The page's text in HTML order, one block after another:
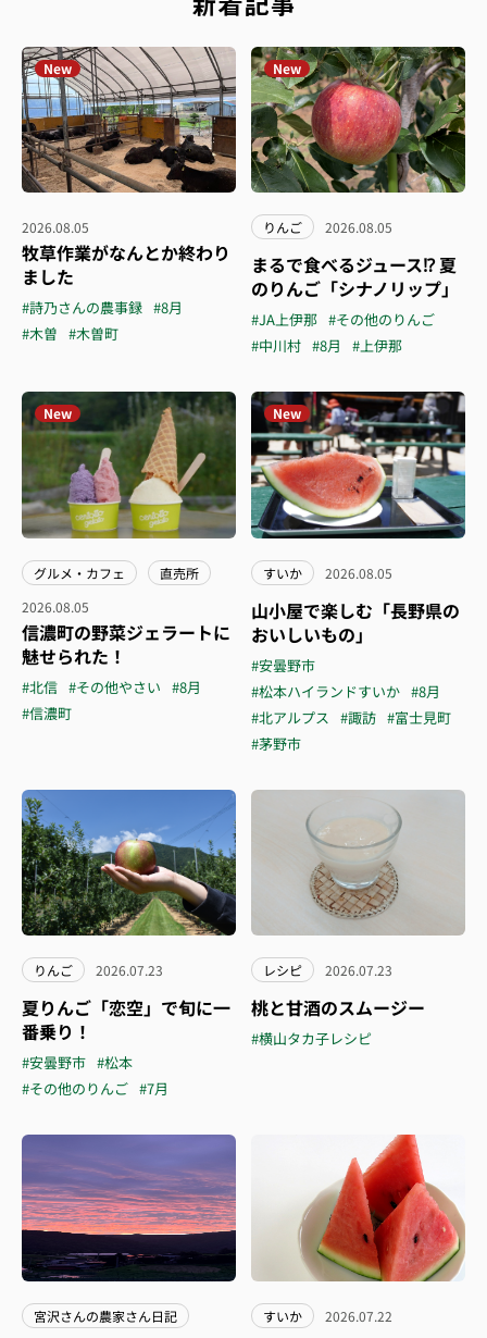
New
2026.08.05
牧草作業がなんとか終わり
ました
#詩乃さんの農事録 #8月
#木曽 #木曽町
New
りんご 2026.08.05
まるで食べるジュース⁉︎ 夏
のりんご「シナノリップ」
#JA上伊那 #その他のりんご
#中川村 #8月 #上伊那
New
グルメ・カフェ
直売所
2026.08.05
信濃町の野菜ジェラートに
魅せられた！
#北信 #その他やさい #8月
#信濃町
New
すいか 2026.08.05
山小屋で楽しむ「長野県の
おいしいもの」
#安曇野市
#松本ハイランドすいか #8月
#北アルプス
#諏訪 #富士見町
#茅野市
りんご 2026.07.23
夏りんご「恋空」で旬に一
番乗り！
#安曇野市 #松本
#その他のりんご #7月
レシピ 2026.07.23
桃と甘酒のスムージー
#横山タカ子レシピ
宮沢さんの農家さん日記
すいか 2026.07.22